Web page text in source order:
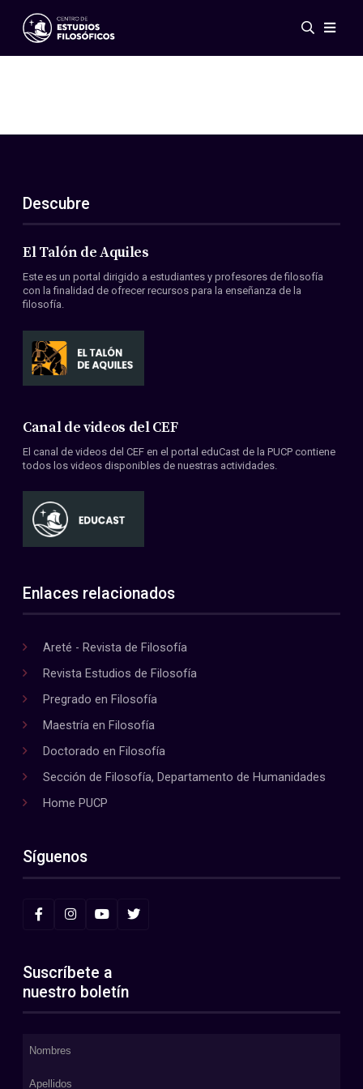
Eventos
ES
EN
Acerca de nosotros
Miembros
Convenios
Descubre
El Talón de Aquiles
Este es un portal dirigido a estudiantes y profesores de filosofía
con la finalidad de ofrecer recursos para la enseñanza de la
filosofía.
Canal de videos del CEF
El canal de videos del CEF en el portal eduCast de la PUCP contiene
todos los videos disponibles de nuestras actividades.
Enlaces relacionados
Areté - Revista de Filosofía
Revista Estudios de Filosofía
Pregrado en Filosofía
Maestría en Filosofía
Doctorado en Filosofía
Sección de Filosofía, Departamento de Humanidades
Home PUCP
Síguenos
Suscríbete a
nuestro boletín